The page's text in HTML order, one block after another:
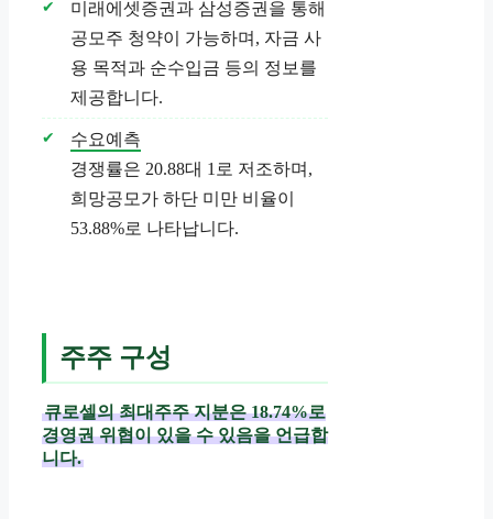
미래에셋증권과 삼성증권을 통해
공모주 청약이 가능하며, 자금 사
용 목적과 순수입금 등의 정보를
제공합니다.
수요예측
경쟁률은 20.88대 1로 저조하며,
희망공모가 하단 미만 비율이
53.88%로 나타납니다.
주주 구성
큐로셀의 최대주주 지분은 18.74%로
경영권 위협이 있을 수 있음을 언급합
니다.